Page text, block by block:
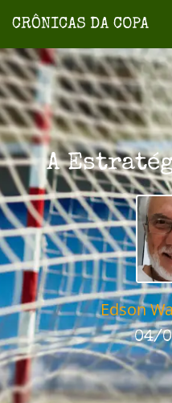
A
Edson
04/